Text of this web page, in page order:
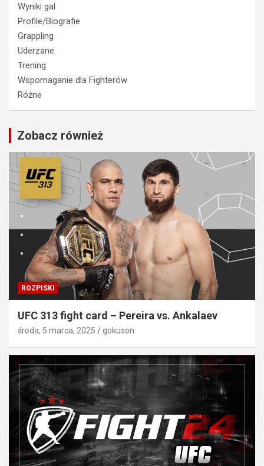
Wyniki gal
Profile/Biografie
Grappling
Uderzane
Trening
Wspomaganie dla Fighterów
Różne
Zobacz również
ROZPISKI
UFC 313 fight card – Pereira vs. Ankalaev
środa, 5 marca, 2025 gokuson